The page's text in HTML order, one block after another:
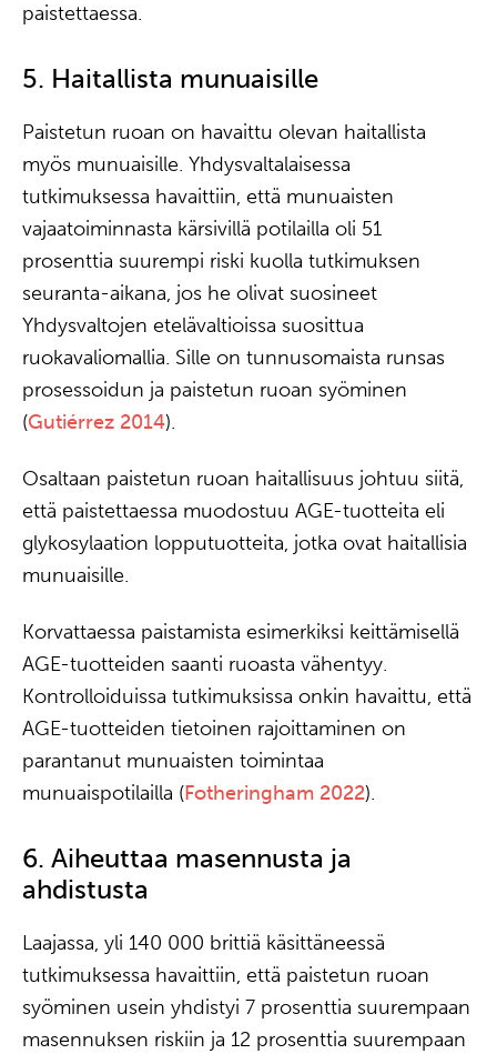
paistettaessa.
5. Haitallista munuaisille
Paistetun ruoan on havaittu olevan haitallista
myös munuaisille. Yhdysvaltalaisessa
tutkimuksessa havaittiin, että munuaisten
vajaatoiminnasta kärsivillä potilailla oli 51
prosenttia suurempi riski kuolla tutkimuksen
seuranta-aikana, jos he olivat suosineet
Yhdysvaltojen etelävaltioissa suosittua
ruokavaliomallia. Sille on tunnusomaista runsas
prosessoidun ja paistetun ruoan syöminen
(Gutiérrez 2014).
Osaltaan paistetun ruoan haitallisuus johtuu siitä,
että paistettaessa muodostuu AGE-tuotteita eli
glykosylaation lopputuotteita, jotka ovat haitallisia
munuaisille.
Korvattaessa paistamista esimerkiksi keittämisellä
AGE-tuotteiden saanti ruoasta vähentyy.
Kontrolloiduissa tutkimuksissa onkin havaittu, että
AGE-tuotteiden tietoinen rajoittaminen on
parantanut munuaisten toimintaa
munuaispotilailla (Fotheringham 2022).
6. Aiheuttaa masennusta ja
ahdistusta
Laajassa, yli 140 000 brittiä käsittäneessä
tutkimuksessa havaittiin, että paistetun ruoan
syöminen usein yhdistyi 7 prosenttia suurempaan
masennuksen riskiin ja 12 prosenttia suurempaan